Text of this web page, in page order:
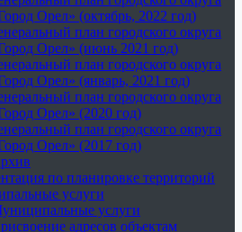
Орел» (октябрь, 2022 год)
план городского округа
Орел» (июнь 2021 год)
план городского округа
Орел» (январь, 2021 год)
план городского округа
Орел» (2020 год)
план городского округа
Орел» (2017 год)
по планировке территорий
услуги
услуги
адресов объектам